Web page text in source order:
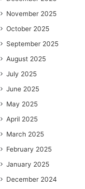
November 2025
October 2025
September 2025
August 2025
July 2025
June 2025
May 2025
April 2025
March 2025
February 2025
January 2025
December 2024